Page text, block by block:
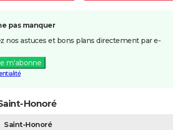
pas manquer
nos astuces et bons plans directement par e-
m'abonne
Honoré
Saint-Honoré